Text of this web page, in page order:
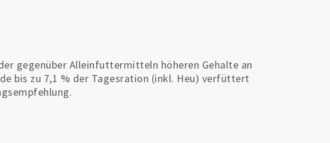
gegenüber Alleinfuttermitteln höheren Gehalte an
bis zu 7,1 % der Tagesration (inkl. Heu) verfüttert